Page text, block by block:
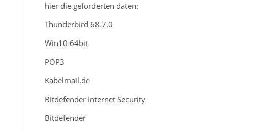
hier die geforderten daten:
Thunderbird 68.7.0
Win10 64bit
POP3
Kabelmail.de
Bitdefender Internet Security
Bitdefender